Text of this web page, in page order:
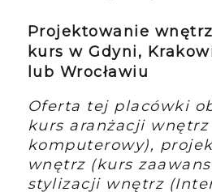
Projektowanie
kurs w Gdyni,
lub Wrocławiu
Oferta tej placówki
kurs aranżacji
komputerowy),
wnętrz (kurs
stylizacji wnętrz